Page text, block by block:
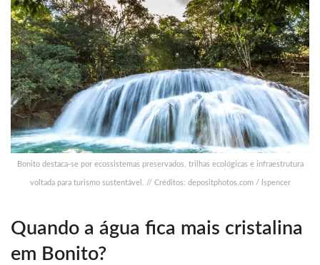
Bonito destaca-se por ecossistemas preservados, trilhas ecológicas e infraestrutura
voltada para turismo sustentável. // Créditos: depositphotos.com / lspencer
Quando a água fica mais cristalina
em Bonito?